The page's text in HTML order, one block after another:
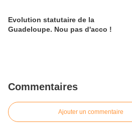
Evolution statutaire de la
Guadeloupe. Nou pas d'acco !
Commentaires
Ajouter un commentaire